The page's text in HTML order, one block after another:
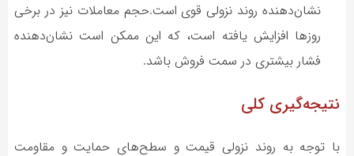
نشان‌دهنده روند نزولی قوی است.حجم معاملات نیز در برخی
روزها افزایش یافته است، که این ممکن است نشان‌دهنده
فشار بیشتری در سمت فروش باشد.
نتیجه‌گیری کلی
با توجه به روند نزولی قیمت و سطح‌های حمایت و مقاومت